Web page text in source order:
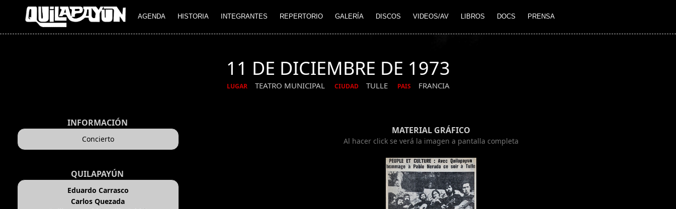
AGENDA HISTORIA INTEGRANTES REPERTORIO GALERÍA DISCOS VIDEOS/AV LIBROS DOCS PRENSA
11 DE DICIEMBRE DE 1973
LUGAR TEATRO MUNICIPAL CIUDAD TULLE PAIS FRANCIA
INFORMACIÓN
Concierto
QUILAPAYÚN
Eduardo Carrasco
Carlos Quezada
MATERIAL GRÁFICO
Al hacer click se verá la imagen a pantalla completa